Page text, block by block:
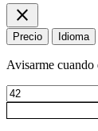
close
Precio Idioma
Avisarme cuando